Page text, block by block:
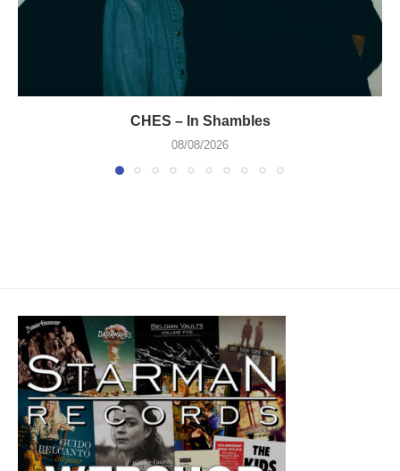
CHES – In Shambles
08/08/2026